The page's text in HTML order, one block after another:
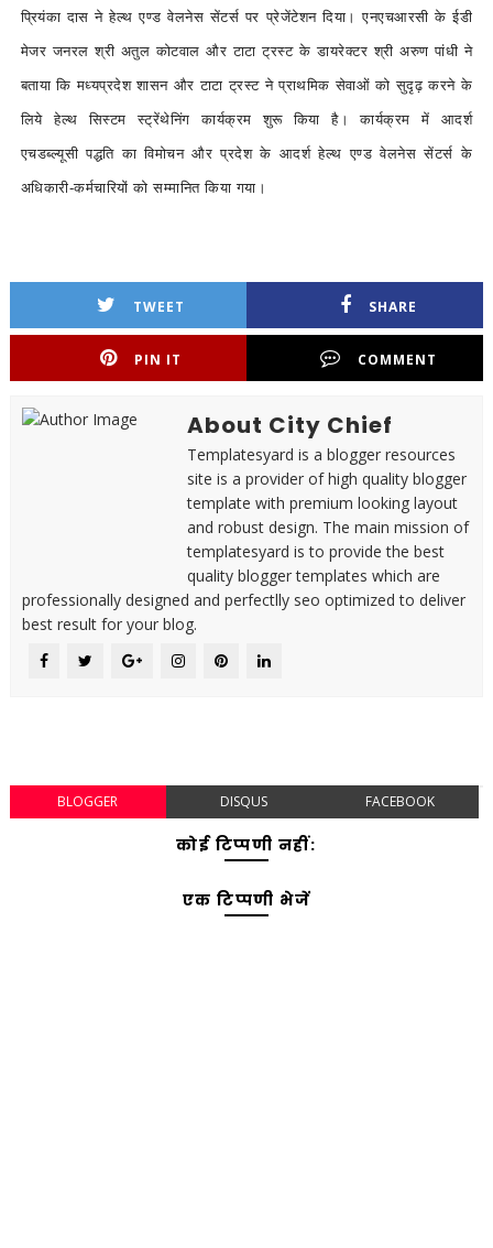
प्रियंका दास ने हेल्थ एण्ड वेलनेस सेंटर्स पर प्रेजेंटेशन दिया। एनएचआरसी के ईडी
मेजर जनरल श्री अतुल कोटवाल और टाटा ट्रस्ट के डायरेक्टर श्री अरुण पांधी ने
बताया कि मध्यप्रदेश शासन और टाटा ट्रस्ट ने प्राथमिक सेवाओं को सुदृढ़ करने के
लिये हेल्थ सिस्टम स्ट्रेंथेनिंग कार्यक्रम शुरू किया है। कार्यक्रम में आदर्श
एचडब्ल्यूसी पद्धति का विमोचन और प्रदेश के आदर्श हेल्थ एण्ड वेलनेस सेंटर्स के
अधिकारी-कर्मचारियों को सम्मानित किया गया।
TWEET SHARE
PIN IT COMMENT
About City Chief
Templatesyard is a blogger resources
site is a provider of high quality blogger
template with premium looking layout
and robust design. The main mission of
templatesyard is to provide the best
quality blogger templates which are
professionally designed and perfectlly seo optimized to deliver
best result for your blog.
BLOGGER DISQUS FACEBOOK
कोई टिप्पणी नहीं:
एक टिप्पणी भेजें